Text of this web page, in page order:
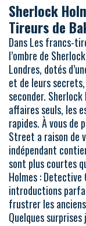
Sherlock
Tireurs de
Dans Les francs-
l’ombre de
Londres, dotés
et de leurs
seconder. Sherlock
affaires seuls, les
rapides. À vous de
Street a raison de
indépendant
sont plus courtes
Holmes :
introductions
frustrer les
Quelques